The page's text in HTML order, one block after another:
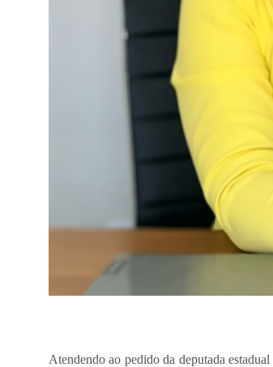
Atendendo ao pedido da deputada estadual